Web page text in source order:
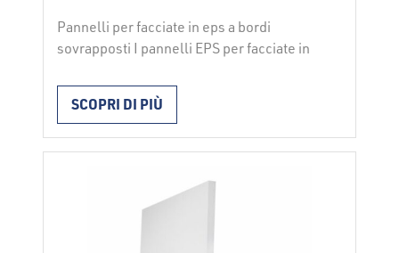
Pannelli per facciate in eps a bordi
sovrapposti I pannelli EPS per facciate in
FRAGMAT EPS F-P TR 120 si utilizzano
per l’isolamento termico nei sistemi di
facciata ETICS in conformità con ETAG 4. I
pannelli vengono installati con collanti per
meccanici. Durante l’installazione vanno
SCOPRI DI PIÙ